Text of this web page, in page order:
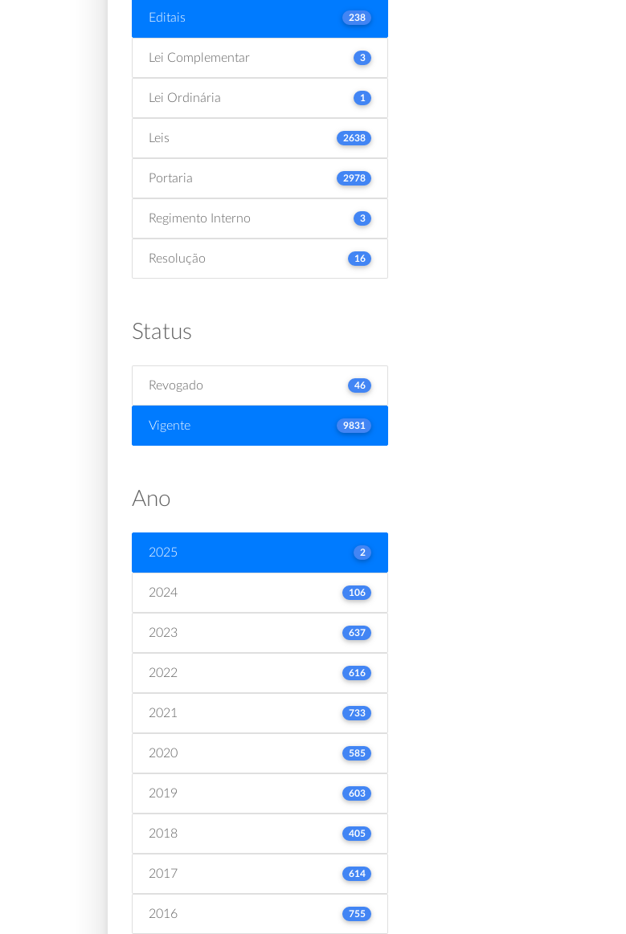
Editais 238
Lei Complementar 3
Lei Ordinária 1
Leis 2638
Portaria 2978
Regimento Interno 3
Resolução 16
Status
Revogado 46
Vigente 9831
Ano
2025 2
2024 106
2023 637
2022 616
2021 733
2020 585
2019 603
2018 405
2017 614
2016 755